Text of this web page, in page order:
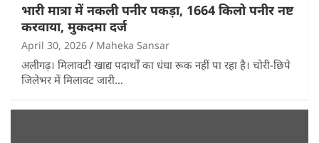
भारी मात्रा में नकली पनीर पकड़ा, 1664 किलो पनीर नष्ट
करवाया, मुकदमा दर्ज
April 30, 2026 Maheka Sansar
अलीगढ़। मिलावटी खाद्य पदार्थों का धंधा रूक नहीं पा रहा है। चोरी-छिपे
जिलेभर में मिलावट जारी…